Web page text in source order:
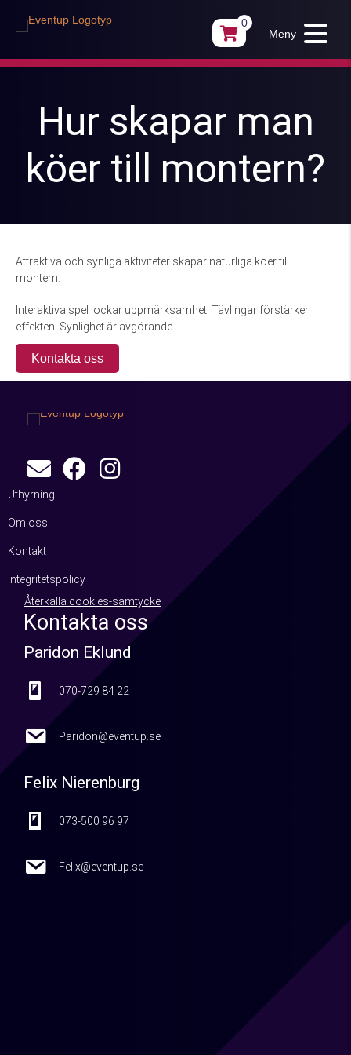
0
Meny
Hur skapar man
köer till montern?
Attraktiva och synliga aktiviteter skapar naturliga köer till
montern.
Interaktiva spel lockar uppmärksamhet. Tävlingar förstärker
effekten. Synlighet är avgörande.
Kontakta oss
Uthyrning
Om oss
Kontakt
Integritetspolicy
Återkalla cookies-samtycke
Kontakta oss
Paridon Eklund
070-729 84 22
070-729 84 22
Paridon@eventup.se
Paridon@eventup.se
Felix Nierenburg
073-500 96 97
073-500 96 97
Felix@eventup.se
Felix@eventup.se